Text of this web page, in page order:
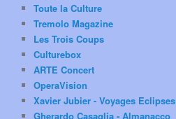
Toute la Culture
Tremolo Magazine
Les Trois Coups
Culturebox
ARTE Concert
OperaVision
Xavier Jubier - Voyages Eclipses
Gherardo Casaglia - Almanacco